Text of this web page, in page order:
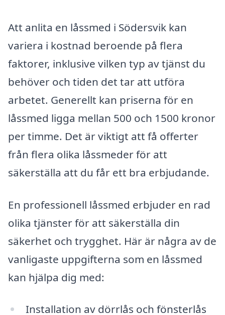
Att anlita en låssmed i Södersvik kan
variera i kostnad beroende på flera
faktorer, inklusive vilken typ av tjänst du
behöver och tiden det tar att utföra
arbetet. Generellt kan priserna för en
låssmed ligga mellan 500 och 1500 kronor
per timme. Det är viktigt att få offerter
från flera olika låssmeder för att
säkerställa att du får ett bra erbjudande.
En professionell låssmed erbjuder en rad
olika tjänster för att säkerställa din
säkerhet och trygghet. Här är några av de
vanligaste uppgifterna som en låssmed
kan hjälpa dig med:
Installation av dörrlås och fönsterlås